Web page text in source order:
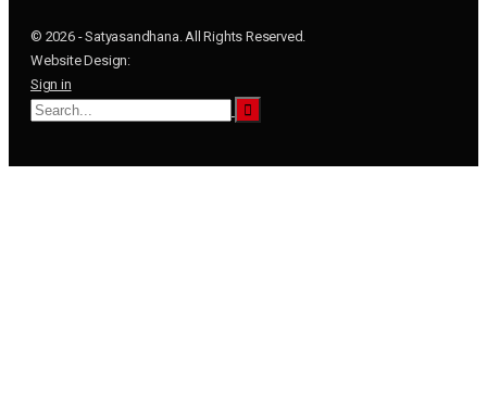
© 2026 - Satyasandhana. All Rights Reserved.
Website Design:
Sign in